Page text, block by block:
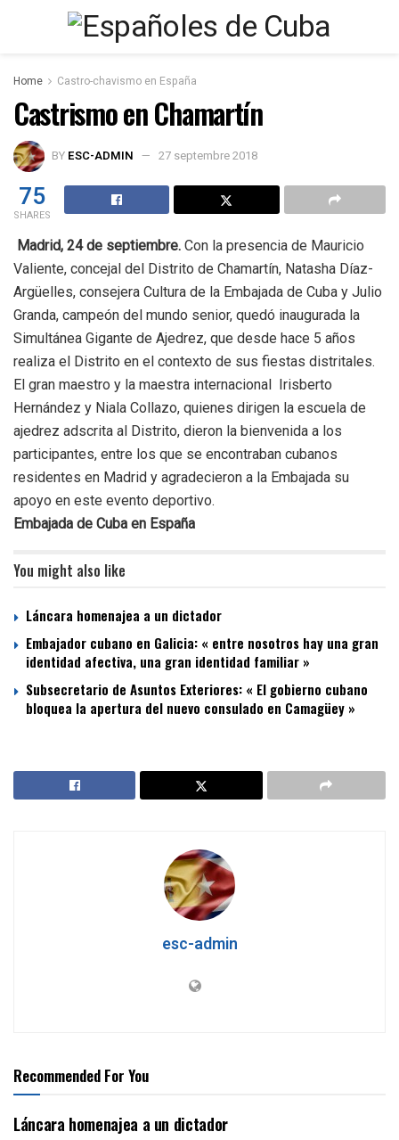
Home Castro-chavismo en España
Castrismo en Chamartín
BY ESC-ADMIN 27 septembre 2018
75
SHARES
Madrid, 24 de septiembre. Con la presencia de Mauricio
Valiente, concejal del Distrito de Chamartín, Natasha Díaz-
Argüelles, consejera Cultura de la Embajada de Cuba y Julio
Granda, campeón del mundo senior, quedó inaugurada la
Simultánea Gigante de Ajedrez, que desde hace 5 años
realiza el Distrito en el contexto de sus fiestas distritales.
El gran maestro y la maestra internacional Irisberto
Hernández y Niala Collazo, quienes dirigen la escuela de
ajedrez adscrita al Distrito, dieron la bienvenida a los
participantes, entre los que se encontraban cubanos
residentes en Madrid y agradecieron a la Embajada su
apoyo en este evento deportivo.
Embajada de Cuba en España
You might also like
Láncara homenajea a un dictador
Embajador cubano en Galicia: « entre nosotros hay una gran
identidad afectiva, una gran identidad familiar »
Subsecretario de Asuntos Exteriores: « El gobierno cubano
bloquea la apertura del nuevo consulado en Camagüey »
esc-admin
Recommended For You
Láncara homenajea a un dictador